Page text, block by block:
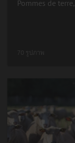
Pommes de
70 รูปภาพ